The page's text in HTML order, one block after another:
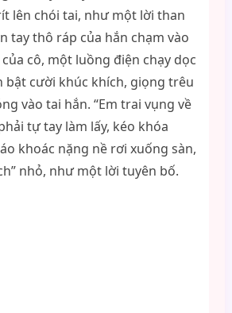
lên chói tai, như một lời than
tay thô ráp của hắn chạm vào
cô, một luồng điện chạy dọc
bật cười khúc khích, giọng trêu
vào tai hắn. “Em trai vụng về
tự tay làm lấy, kéo khóa
khoác nặng nề rơi xuống sàn,
nhỏ, như một lời tuyên bố.